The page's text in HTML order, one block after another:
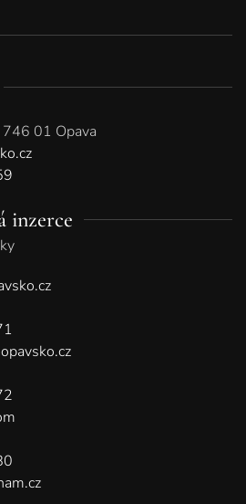
01 Opava
inzerce